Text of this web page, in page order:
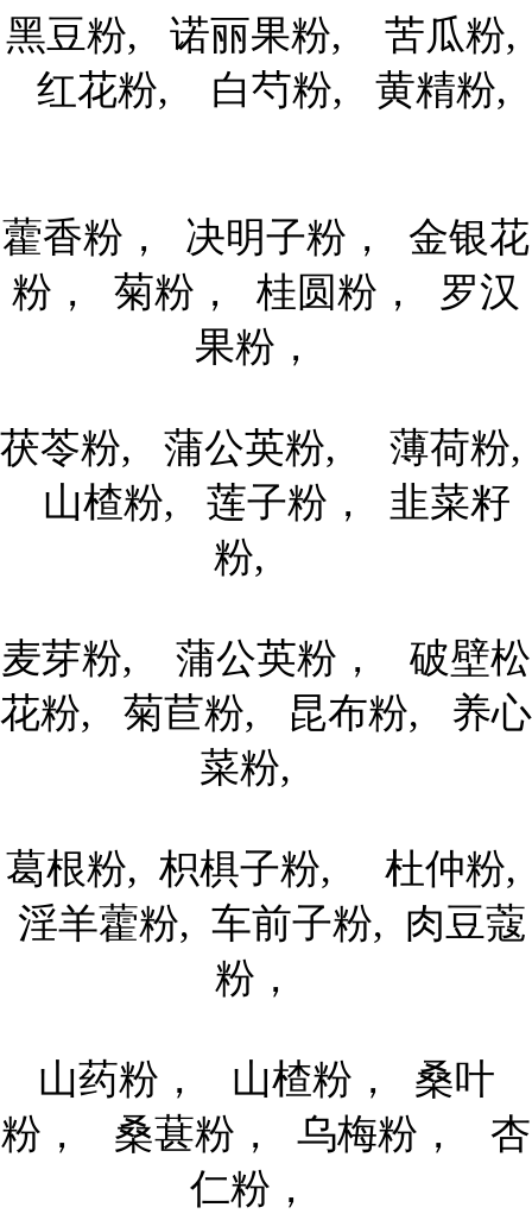
黑豆粉, 诺丽果粉, 苦瓜粉,
红花粉, 白芍粉, 黄精粉,
藿香粉， 决明子粉， 金银花
粉， 菊粉， 桂圆粉， 罗汉
果粉，
茯苓粉, 蒲公英粉, 薄荷粉,
山楂粉, 莲子粉， 韭菜籽
粉,
麦芽粉, 蒲公英粉， 破壁松
花粉, 菊苣粉, 昆布粉, 养心
菜粉,
葛根粉, 枳椇子粉, 杜仲粉,
淫羊藿粉, 车前子粉, 肉豆蔻
粉，
山药粉， 山楂粉， 桑叶
粉， 桑葚粉， 乌梅粉， 杏
仁粉，